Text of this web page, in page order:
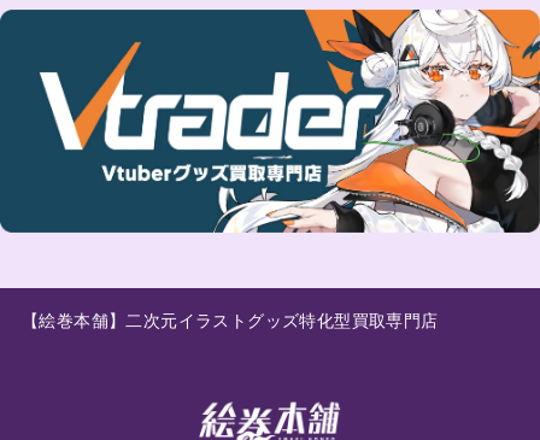
【絵巻本舗】二次元イラストグッズ特化型買取専門店